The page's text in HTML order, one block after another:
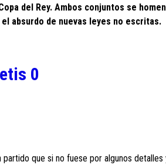
del Rey. Ambos conjuntos se
absurdo de nuevas leyes no escritas.
0
que si no fuese por algunos